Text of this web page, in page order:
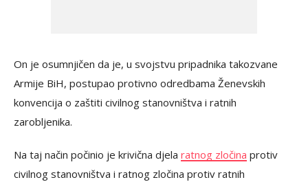
On je osumnjičen da je, u svojstvu pripadnika takozvane
Armije BiH, postupao protivno odredbama Ženevskih
konvencija o zaštiti civilnog stanovništva i ratnih
zarobljenika.
Na taj način počinio je krivična djela ratnog zločina protiv
civilnog stanovništva i ratnog zločina protiv ratnih